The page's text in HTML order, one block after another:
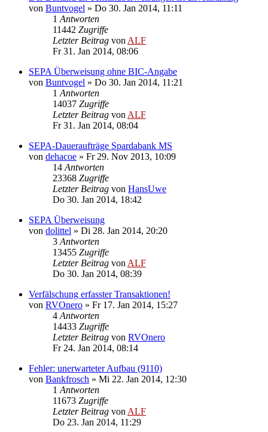
von Buntvogel » Do 30. Jan 2014, 11:11
1 Antworten
11442 Zugriffe
Letzter Beitrag von ALF
Fr 31. Jan 2014, 08:06
SEPA Überweisung ohne BIC-Angabe
von Buntvogel » Do 30. Jan 2014, 11:21
1 Antworten
14037 Zugriffe
Letzter Beitrag von ALF
Fr 31. Jan 2014, 08:04
SEPA-Daueraufträge Spardabank MS
von dehacoe » Fr 29. Nov 2013, 10:09
14 Antworten
23368 Zugriffe
Letzter Beitrag von HansUwe
Do 30. Jan 2014, 18:42
SEPA Überweisung
von dolittel » Di 28. Jan 2014, 20:20
3 Antworten
13455 Zugriffe
Letzter Beitrag von ALF
Do 30. Jan 2014, 08:39
Verfälschung erfasster Transaktionen!
von RVOnero » Fr 17. Jan 2014, 15:27
4 Antworten
14433 Zugriffe
Letzter Beitrag von RVOnero
Fr 24. Jan 2014, 08:14
Fehler: unerwarteter Aufbau (9110)
von Bankfrosch » Mi 22. Jan 2014, 12:30
1 Antworten
11673 Zugriffe
Letzter Beitrag von ALF
Do 23. Jan 2014, 11:29